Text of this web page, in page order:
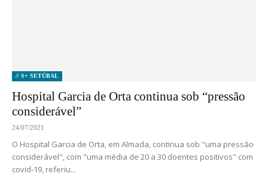
// S+ SETÚBAL
Hospital Garcia de Orta continua sob “pressão
considerável”
24/07/2021
O Hospital Garcia de Orta, em Almada, continua sob "uma pressão
considerável", com "uma média de 20 a 30 doentes positivos" com
covid-19, referiu...